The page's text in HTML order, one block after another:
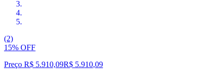
(2)
15% OFF
Preço R$ 5.910,09R$ 5.910,09